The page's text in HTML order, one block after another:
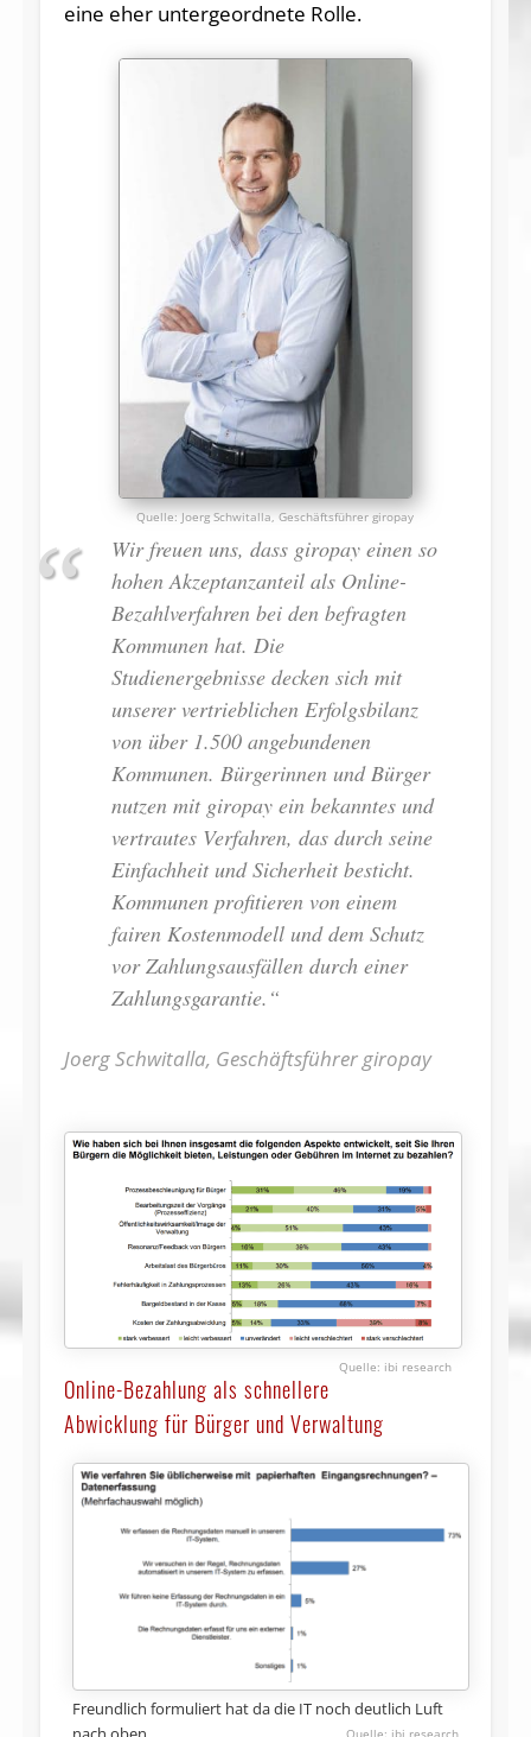
eine eher untergeordnete Rolle.
Joerg Schwitalla, Geschäftsführer giropay
Wir freuen uns, dass giropay einen so
hohen Akzeptanzanteil als Online-
Bezahlverfahren bei den befragten
Kommunen hat. Die
Studienergebnisse decken sich mit
unserer vertrieblichen Erfolgsbilanz
von über 1.500 angebundenen
Kommunen. Bürgerinnen und Bürger
nutzen mit giropay ein bekanntes und
vertrautes Verfahren, das durch seine
Einfachheit und Sicherheit besticht.
Kommunen profitieren von einem
fairen Kostenmodell und dem Schutz
vor Zahlungsausfällen durch einer
Zahlungsgarantie.“
Joerg Schwitalla, Geschäftsführer giropay
ibi research
Online-Bezahlung als schnellere
Abwicklung für Bürger und Verwaltung
Freundlich formuliert hat da die IT noch deutlich Luft
ibi research